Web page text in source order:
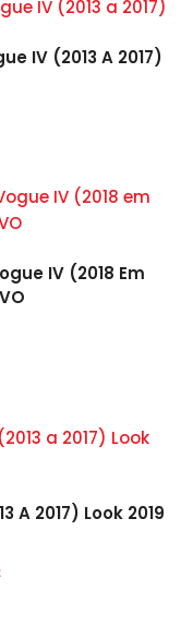
IV (2013 A 2017)
IV (2018 Em
A 2017) Look 2019